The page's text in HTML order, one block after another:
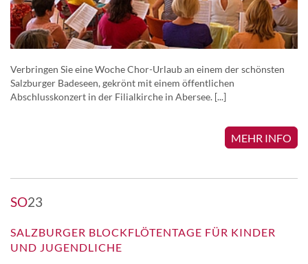
Verbringen Sie eine Woche Chor-Urlaub an einem der schönsten
Salzburger Badeseen, gekrönt mit einem öffentlichen
Abschlusskonzert in der Filialkirche in Abersee. [...]
MEHR INFO
SO23
SALZBURGER BLOCKFLÖTENTAGE FÜR KINDER
UND JUGENDLICHE